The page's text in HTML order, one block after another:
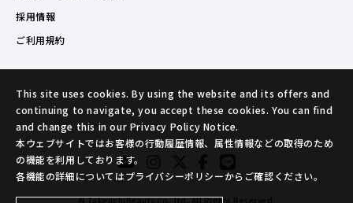
採用情報
ご利用規約
© TakeuchiBeauty co.,ltd. All Rights Reserved.
This site uses cookies. By using the website and its offers and
continuing to navigate, you accept these cookies. You can find
and change this in our Privacy Policy Notice.
本ウェブサイトではお客様の行動履歴情報、属性情報などの取得のため
の機能を利用しております。
各機能の詳細についてはプライバシーポリシーからご確認ください。